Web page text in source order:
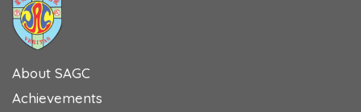
About SAGC
Achievements